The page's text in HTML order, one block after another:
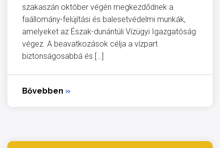
szakaszán október végén megkezdődnek a
faállomány-felújítási és balesetvédelmi munkák,
amelyeket az Észak-dunántúli Vízügyi Igazgatóság
végez. A beavatkozások célja a vízpart
biztonságosabbá és […]
Bővebben »